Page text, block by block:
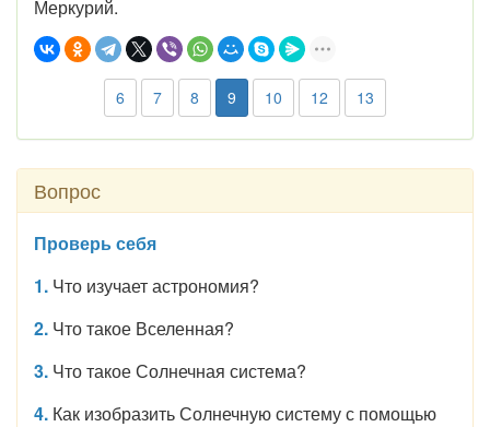
Меркурий.
6 7 8 9 10 12 13
Вопрос
Проверь себя
1. Что изучает астрономия?
2. Что такое Вселенная?
3. Что такое Солнечная система?
4. Как изобразить Солнечную систему с помощью